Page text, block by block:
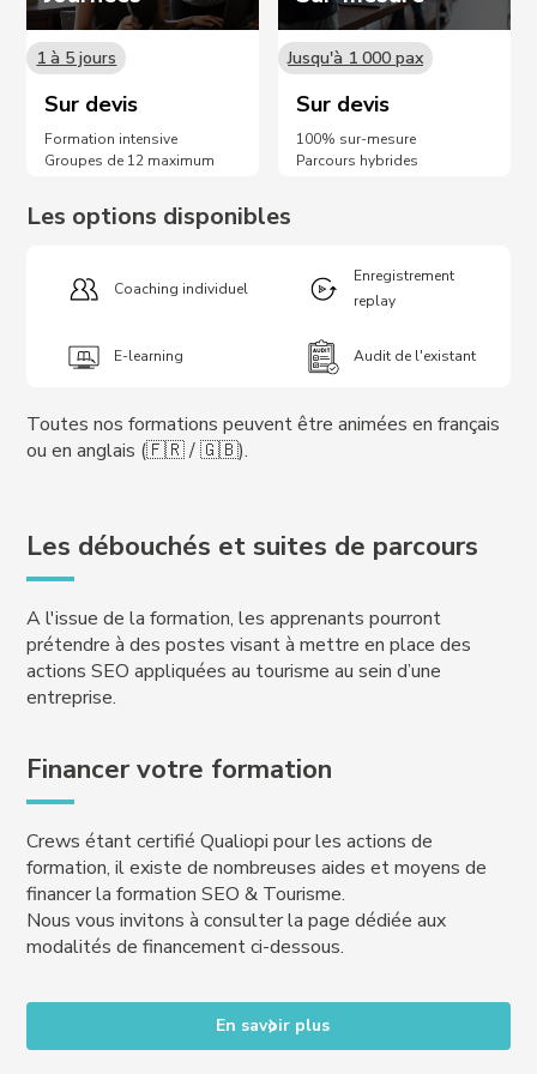
1 à 5 jours
Sur devis
Formation intensive
Groupes de 12 maximum
Jusqu'à 1 000 pax
Sur devis
100% sur-mesure
Parcours hybrides
Les options disponibles
Coaching individuel
Enregistrement
replay
E-learning Audit de l'existant
Toutes nos formations peuvent être animées en français
ou en anglais (🇫🇷 / 🇬🇧).
Les débouchés et suites de parcours
A l'issue de la formation, les apprenants pourront
prétendre à des postes visant à mettre en place des
actions SEO appliquées au tourisme au sein d’une
entreprise.
Financer votre formation
Crews étant certifié Qualiopi pour les actions de
formation, il existe de nombreuses aides et moyens de
financer la formation SEO & Tourisme.
Nous vous invitons à consulter la page dédiée aux
modalités de financement ci-dessous.
En savoir plus